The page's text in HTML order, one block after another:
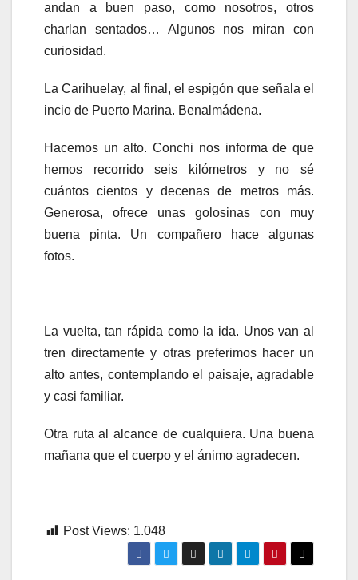
andan a buen paso, como nosotros, otros
charlan sentados… Algunos nos miran con
curiosidad.
La Carihuelay, al final, el espigón que señala el
incio de Puerto Marina. Benalmádena.
Hacemos un alto. Conchi nos informa de que
hemos recorrido seis kilómetros y no sé
cuántos cientos y decenas de metros más.
Generosa, ofrece unas golosinas con muy
buena pinta. Un compañero hace algunas
fotos.
La vuelta, tan rápida como la ida. Unos van al
tren directamente y otras preferimos hacer un
alto antes, contemplando el paisaje, agradable
y casi familiar.
Otra ruta al alcance de cualquiera. Una buena
mañana que el cuerpo y el ánimo agradecen.
Post Views: 1.048